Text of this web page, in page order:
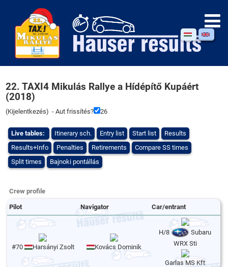
22. TAXI4 Mikulás Rallye a Hídépítő Kupáért
(2018)
(Kijelentkezés) - Aut frissítés? 26
Live tables: Itinerary sch. Entry list Start list
Results
Results+Info
Penalties Retirements
Compare SS times
Split times
Bajnoki pontállás
Crew profile
Pilot Navigator Car/entrant
#70 Harsányi Zsolt Kovács Dominik
H/8
Subaru
WRX Sti
Garlas MS Kft